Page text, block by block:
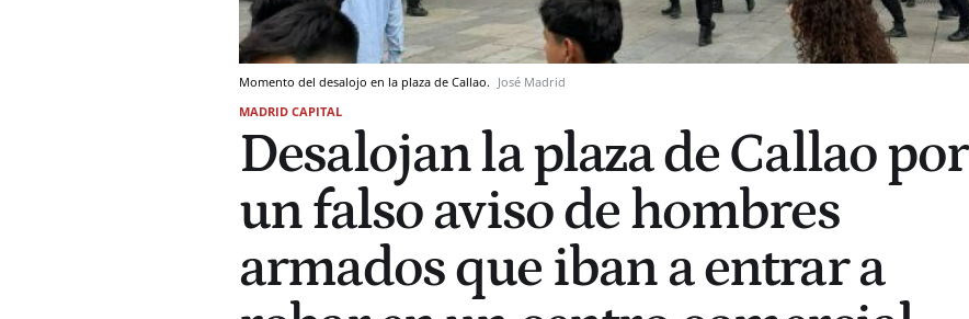
Momento del desalojo en la plaza de Callao. José Madrid
MADRID CAPITAL
Desalojan la plaza de Callao por
un falso aviso de hombres
armados que iban a entrar a